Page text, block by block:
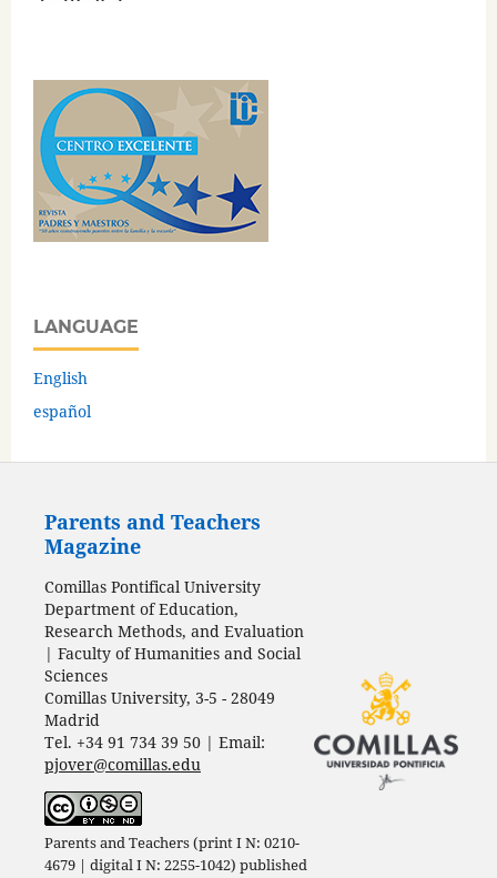
LANGUAGE
English
español
Parents and Teachers
Magazine
Comillas Pontifical University
Department of Education,
Research Methods, and Evaluation
| Faculty of Humanities and Social
Sciences
Comillas University, 3-5 - 28049
Madrid
Tel. +34 91 734 39 50 | Email:
pjover@comillas.edu
Parents and Teachers (print I N: 0210-
4679 | digital I N: 2255-1042) published